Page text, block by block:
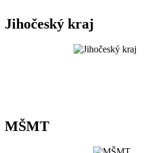
Jihočeský kraj
MŠMT